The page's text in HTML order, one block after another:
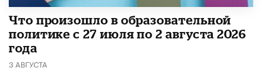
​Что произошло в образовательной
политике с 27 июля по 2 августа 2026
года
3 АВГУСТА